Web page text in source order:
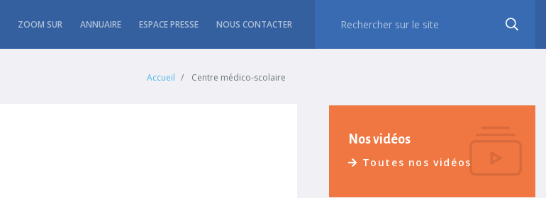
ZOOM SUR ANNUAIRE ESPACE PRESSE NOUS CONTACTER
Accueil Centre médico-scolaire
Nos vidéos
Toutes nos vidéos